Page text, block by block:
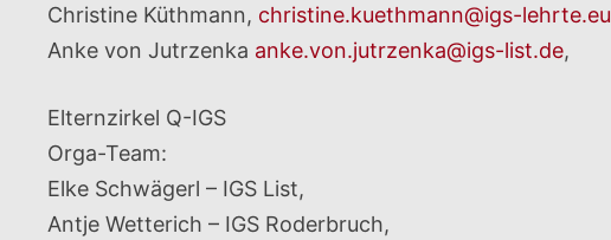
Christine Küthmann, christine.kuethmann@igs-lehrte.eu
Anke von Jutrzenka anke.von.jutrzenka@igs-list.de,
Elternzirkel Q-IGS
Orga-Team:
Elke Schwägerl – IGS List,
Antje Wetterich – IGS Roderbruch,